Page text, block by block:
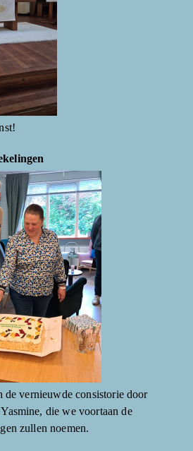
de vernieuwde consistorie door
die we voortaan de
zullen noemen.